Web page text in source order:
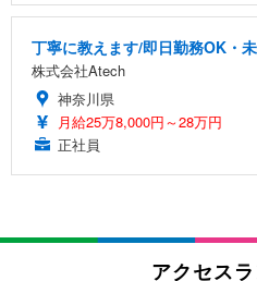
丁寧に教えます/即日勤務OK・
株式会社Atech
神奈川県
月給25万8,000円～28万円
正社員
アクセス